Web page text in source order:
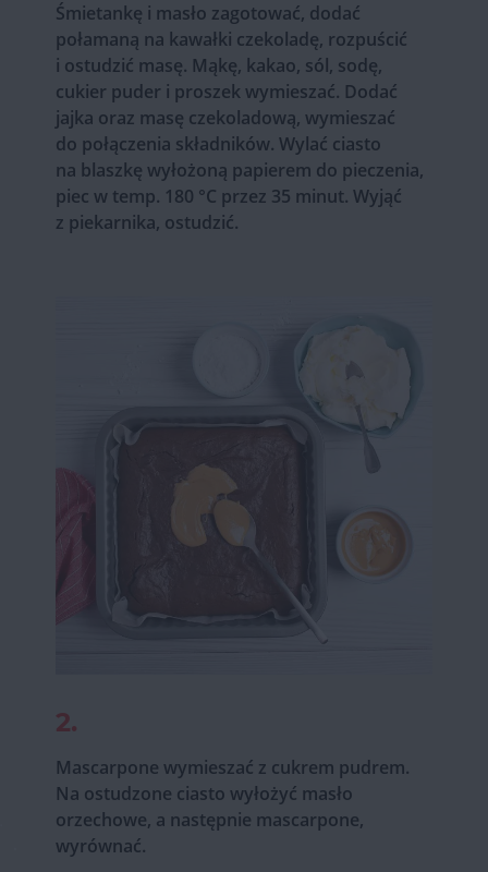
Śmietankę i masło zagotować, dodać
połamaną na kawałki czekoladę, rozpuścić
i ostudzić masę. Mąkę, kakao, sól, sodę,
cukier puder i proszek wymieszać. Dodać
jajka oraz masę czekoladową, wymieszać
do połączenia składników. Wylać ciasto
na blaszkę wyłożoną papierem do pieczenia,
piec w temp. 180 °C przez 35 minut. Wyjąć
z piekarnika, ostudzić.
2.
Mascarpone wymieszać z cukrem pudrem.
Na ostudzone ciasto wyłożyć masło
orzechowe, a następnie mascarpone,
wyrównać.